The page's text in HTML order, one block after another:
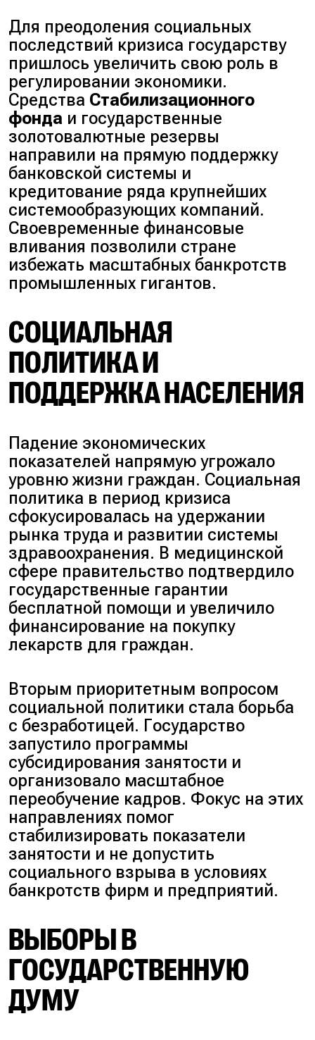
Для преодоления социальных
последствий кризиса государству
пришлось увеличить свою роль в
регулировании экономики.
Средства Стабилизационного
фонда и государственные
золотовалютные резервы
направили на прямую поддержку
банковской системы и
кредитование ряда крупнейших
системообразующих компаний.
Своевременные финансовые
вливания позволили стране
избежать масштабных банкротств
промышленных гигантов.
СОЦИАЛЬНАЯ
ПОЛИТИКА И
ПОДДЕРЖКА НАСЕЛЕНИЯ
Падение экономических
показателей напрямую угрожало
уровню жизни граждан. Социальная
политика в период кризиса
сфокусировалась на удержании
рынка труда и развитии системы
здравоохранения. В медицинской
сфере правительство подтвердило
государственные гарантии
бесплатной помощи и увеличило
финансирование на покупку
лекарств для граждан.
Вторым приоритетным вопросом
социальной политики стала борьба
с безработицей. Государство
запустило программы
субсидирования занятости и
организовало масштабное
переобучение кадров. Фокус на этих
направлениях помог
стабилизировать показатели
занятости и не допустить
социального взрыва в условиях
банкротств фирм и предприятий.
ВЫБОРЫ В
ГОСУДАРСТВЕННУЮ
ДУМУ